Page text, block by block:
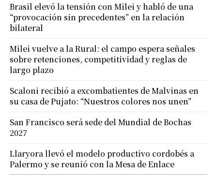
Brasil elevó la tensión con Milei y habló de una
“provocación sin precedentes” en la relación
bilateral
Milei vuelve a la Rural: el campo espera señales
sobre retenciones, competitividad y reglas de
largo plazo
Scaloni recibió a excombatientes de Malvinas en
su casa de Pujato: “Nuestros colores nos unen”
San Francisco será sede del Mundial de Bochas
2027
Llaryora llevó el modelo productivo cordobés a
Palermo y se reunió con la Mesa de Enlace